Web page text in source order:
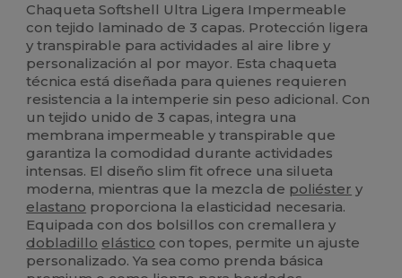
Chaqueta Softshell Ultra Ligera Impermeable
con tejido laminado de 3 capas. Protección ligera
y transpirable para actividades al aire libre y
personalización al por mayor. Esta chaqueta
técnica está diseñada para quienes requieren
resistencia a la intemperie sin peso adicional. Con
un tejido unido de 3 capas, integra una
membrana impermeable y transpirable que
garantiza la comodidad durante actividades
intensas. El diseño slim fit ofrece una silueta
moderna, mientras que la mezcla de poliéster y
elastano proporciona la elasticidad necesaria.
Equipada con dos bolsillos con cremallera y
dobladillo elástico con topes, permite un ajuste
personalizado. Ya sea como prenda básica